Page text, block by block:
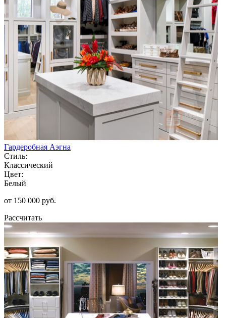
Гардеробная Аэгна
Стиль:
Классический
Цвет:
Белый
от 150 000 руб.
Рассчитать